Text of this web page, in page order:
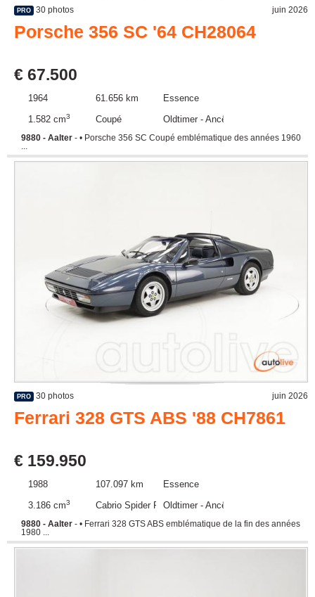
PRO 30 photos juin 2026
Porsche 356 SC '64 CH28064
€ 67.500
1964 61.656 km
Essence
1.582 cm3 Coupé Oldtimer - Ancêtre
9880 - Aalter - • Porsche 356 SC Coupé emblématique des années 1960
PRO 30 photos juin 2026
Ferrari 328 GTS ABS '88 CH7861
€ 159.950
1988 107.097 km
Essence
3.186 cm3 Cabrio Spider RoadsterOldtimer - Ancêtre
9880 - Aalter - • Ferrari 328 GTS ABS emblématique de la fin des années
1980 ...